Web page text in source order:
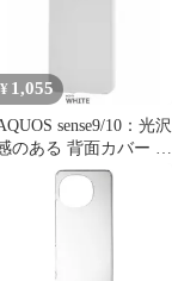
¥ 1,055
sense9/10：光沢
のある 背面カバー ソ
フトケース★ホワイト